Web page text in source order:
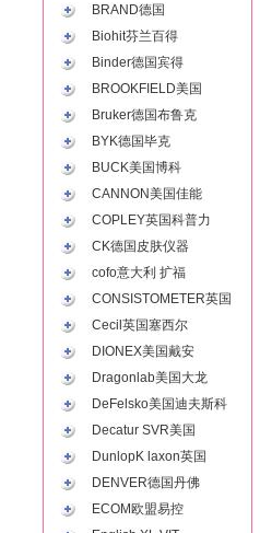
BRAND德国
Biohit芬兰百得
Binder德国宾得
BROOKFIELD美国
Bruker德国布鲁克
BYK德国毕克
BUCK美国博科
CANNON美国佳能
COPLEY英国科普力
CK德国皮肤仪器
cofo意大利 扩福
CONSISTOMETER英国
Cecil英国塞西尔
DIONEX美国戴安
Dragonlab美国大龙
DeFelsko美国迪夫斯科
Decatur SVR美国
DunlopK laxon英国
DENVER德国丹佛
ECOM欧盟易控